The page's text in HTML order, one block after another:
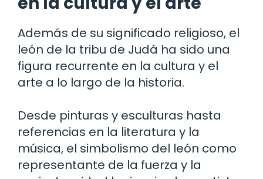
Además de su significado religioso, el
león de la tribu de Judá ha sido una
figura recurrente en la cultura y el
arte a lo largo de la historia.
Desde pinturas y esculturas hasta
referencias en la literatura y la
música, el simbolismo del león como
representante de la fuerza y la